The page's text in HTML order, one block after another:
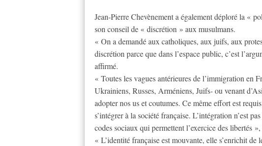
Jean-Pierre Chevènement a également déploré la «
son conseil de « discrétion » aux musulmans.
« On a demandé aux catholiques, aux juifs, aux
discrétion parce que dans l’espace public, c’est
affirmé.
« Toutes les vagues antérieures de l’immigration en
Ukrainiens, Russes, Arméniens, Juifs- ou venant
adopter nos us et coutumes. Ce même effort est
s’intégrer à la société française. L’intégration n’est
codes sociaux qui permettent l’exercice des libertés
« L’identité française est mouvante, elle s’enrichit